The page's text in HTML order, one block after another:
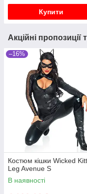
Купити
Акційні пропозиції
–16%
Костюм кішки Wicked
Leg Avenue S
В наявності